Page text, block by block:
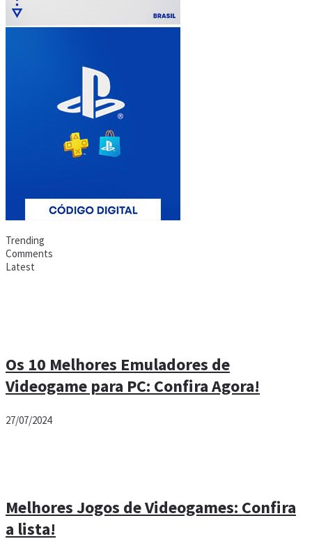
Trending
Comments
Latest
Os 10 Melhores Emuladores de
Videogame para PC: Confira Agora!
27/07/2024
Melhores Jogos de Videogames: Confira
a lista!